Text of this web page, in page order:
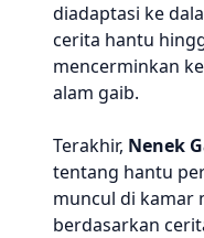
diadaptasi ke
cerita hantu
mencerminkan
alam gaib.
Terakhir, Nenek
tentang hantu
muncul di kamar
berdasarkan